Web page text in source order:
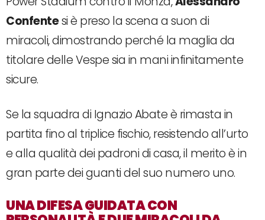
Confentesi è preso la scena a suon di
miracoli, dimostrando perché la maglia da
titolare delle Vespe sia in mani infinitamente
sicure.
Se la squadra di Ignazio Abate è rimasta in
partita fino al triplice fischio, resistendo all’urto
e alla qualità dei padroni di casa, il merito è in
gran parte dei guanti del suo numero uno.
UNA DIFESA GUIDATA CON